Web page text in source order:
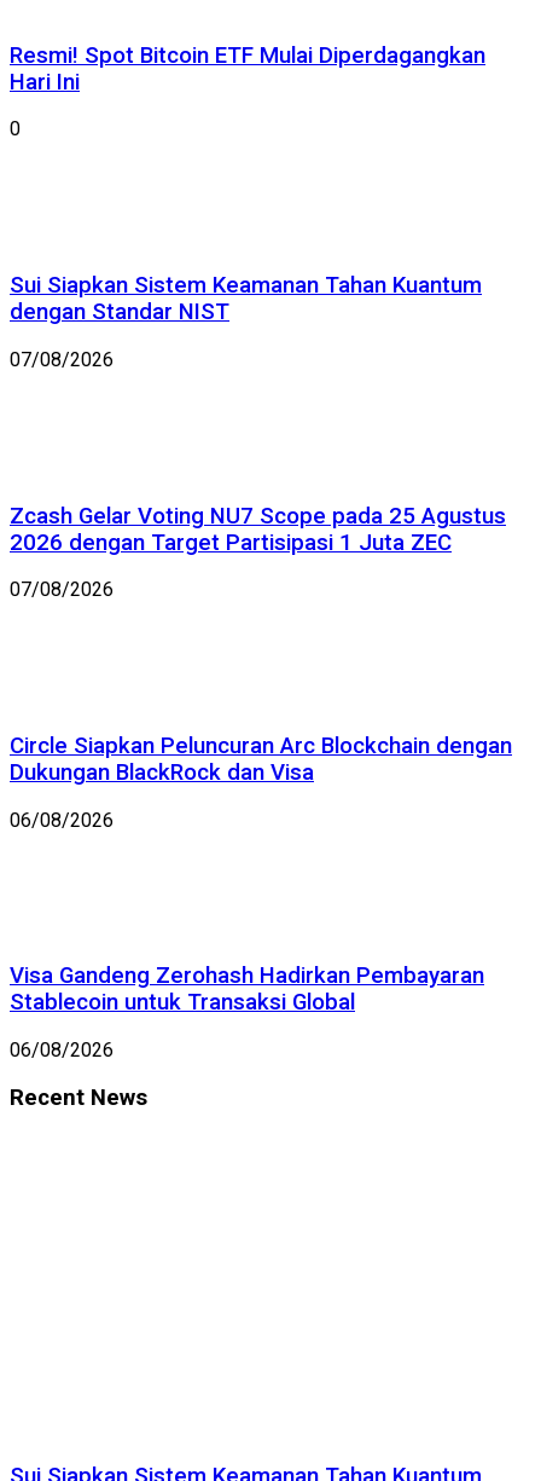
Resmi! Spot Bitcoin ETF Mulai Diperdagangkan
Hari Ini
0
Sui Siapkan Sistem Keamanan Tahan Kuantum
dengan Standar NIST
07/08/2026
Zcash Gelar Voting NU7 Scope pada 25 Agustus
2026 dengan Target Partisipasi 1 Juta ZEC
07/08/2026
Circle Siapkan Peluncuran Arc Blockchain dengan
Dukungan BlackRock dan Visa
06/08/2026
Visa Gandeng Zerohash Hadirkan Pembayaran
Stablecoin untuk Transaksi Global
06/08/2026
Recent News